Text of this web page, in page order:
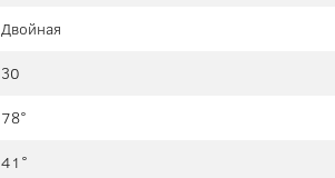
Двойная
30
78°
41°